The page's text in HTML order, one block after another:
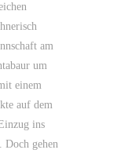
am
um
einem
auf dem
ins
Doch gehen